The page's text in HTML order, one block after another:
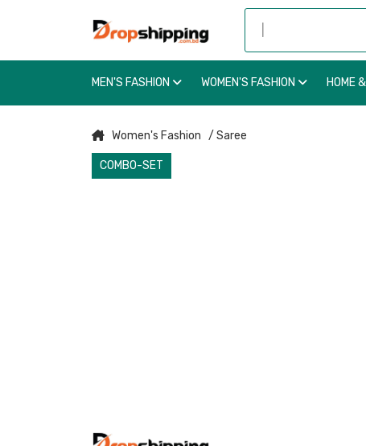
MEN'S FASHION WOMEN'S FASHION HOME
Women's Fashion / Saree
COMBO-SET